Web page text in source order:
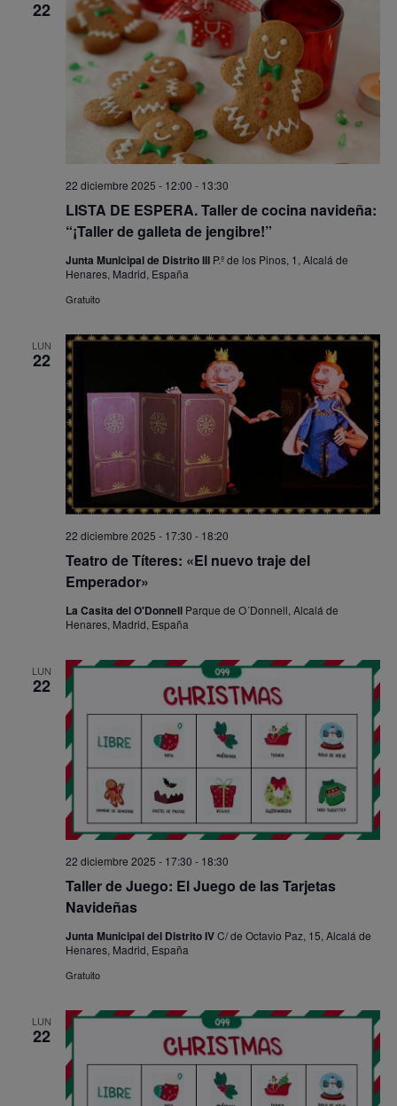
22
LISTA DE ESPERA. Taller de cocina navideña:
“¡Taller de galleta de jengibre!”
22 diciembre 2025 - 12:00 - 13:30
Junta Municipal de Distrito III P.º de los Pinos, 1, Alcalá de
Henares, Madrid, España
Gratuito
LUN
22
Teatro de Títeres: «El nuevo traje del
Emperador»
22 diciembre 2025 - 17:30 - 18:20
La Casita del O'Donnell Parque de O´Donnell, Alcalá de
Henares, Madrid, España
LUN
22
Taller de Juego: El Juego de las Tarjetas
Navideñas
22 diciembre 2025 - 17:30 - 18:30
Junta Municipal del Distrito IVC/ de Octavio Paz, 15, Alcalá de
Henares, Madrid, España
Gratuito
LUN
22